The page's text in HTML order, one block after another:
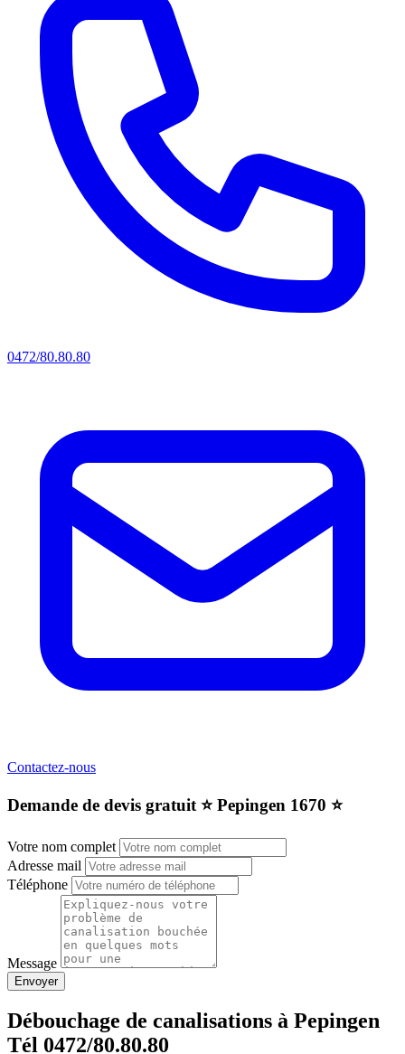
0472/80.80.80
Contactez-nous
Demande de devis gratuit ⭐️ Pepingen 1670 ⭐️
Votre nom complet
Adresse mail
Téléphone
Message
Envoyer
Débouchage de canalisations à Pepingen
Tél 0472/80.80.80